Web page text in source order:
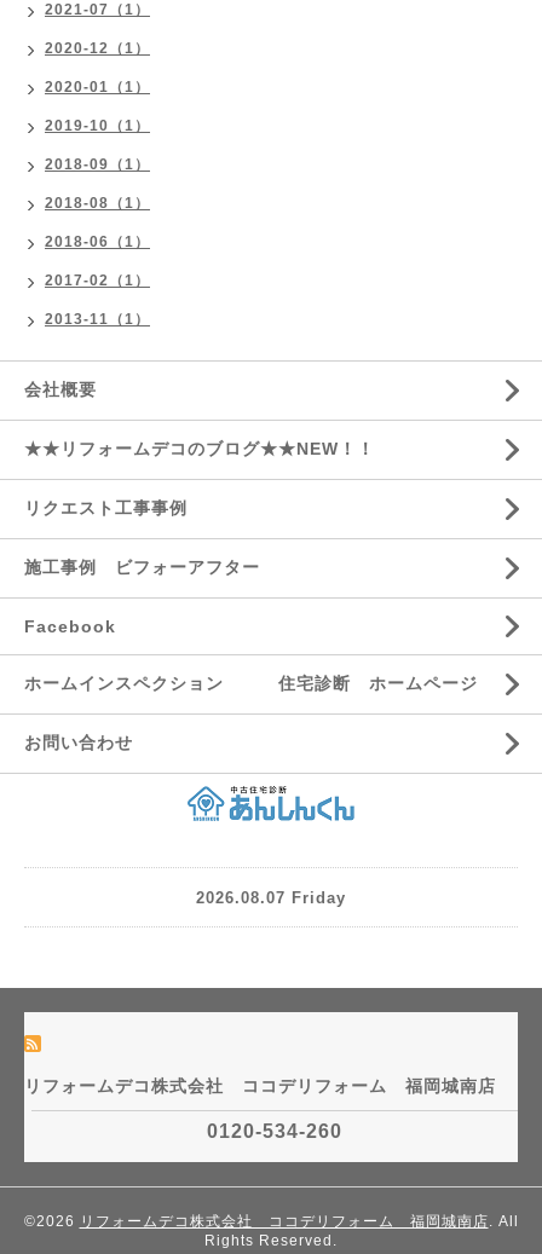
2021-07（1）
2020-12（1）
2020-01（1）
2019-10（1）
2018-09（1）
2018-08（1）
2018-06（1）
2017-02（1）
2013-11（1）
会社概要
★★リフォームデコのブログ★★NEW！！
リクエスト工事事例
施工事例 ビフォーアフター
Facebook
ホームインスペクション 住宅診断 ホームページ
お問い合わせ
2026.08.07 Friday
リフォームデコ株式会社 ココデリフォーム 福岡城南店
0120-534-260
©2026 リフォームデコ株式会社 ココデリフォーム 福岡城南店. All
Rights Reserved.